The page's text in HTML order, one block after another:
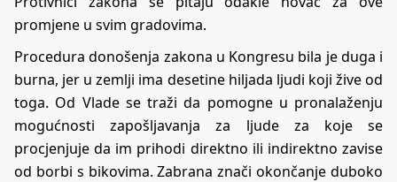
promjene u svim gradovima.
Procedura donošenja zakona u Kongresu bila je duga i
burna, jer u zemlji ima desetine hiljada ljudi koji žive od
toga. Od Vlade se traži da pomogne u pronalaženju
mogućnosti zapošljavanja za ljude za koje se
procjenjuje da im prihodi direktno ili indirektno zavise
od borbi s bikovima. Zabrana znači okončanje duboko